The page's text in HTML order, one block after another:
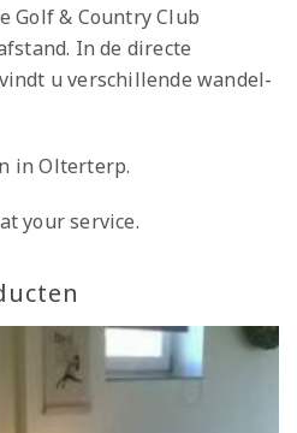
Golf & Country Club
In de directe
u verschillende wandel-
in Olterterp.
your service.